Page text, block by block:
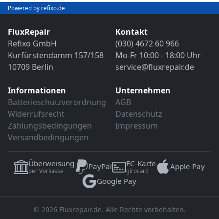
Sollten weitere Defekte festgestellt werden,
erfolgt eine Reparatur ausschließlich nach
vorheriger Rücksprache.
Bild- und Funktionstest
VDE-Sicherheitsprüfung
Sollten weitere Defekte festgestellt werden,
erfolgt eine Reparatur ausschließlich nach
vorheriger Rücksprache.
Powered by refixo.de
FluxRepair
Refixo GmbH
Kurfürstendamm 157/158
10709 Berlin
Kontakt
(030) 4672 60 966
Mo-Fr 10:00 - 18:00 Uhr
service@fluxrepair.de
Informationen
Batterieschutzverordnung
Widerrufsrecht
Zahlungsbedingungen
Versandbedingungen
Unternehmen
AGB
Datenschutz
Impressum
Überweisung
per Vorkasse PayPal EC-Karte
girocard
Apple Pay
Google Pay
© 2026 Fluxrepair.de. Alle Rechte vorbehalten.